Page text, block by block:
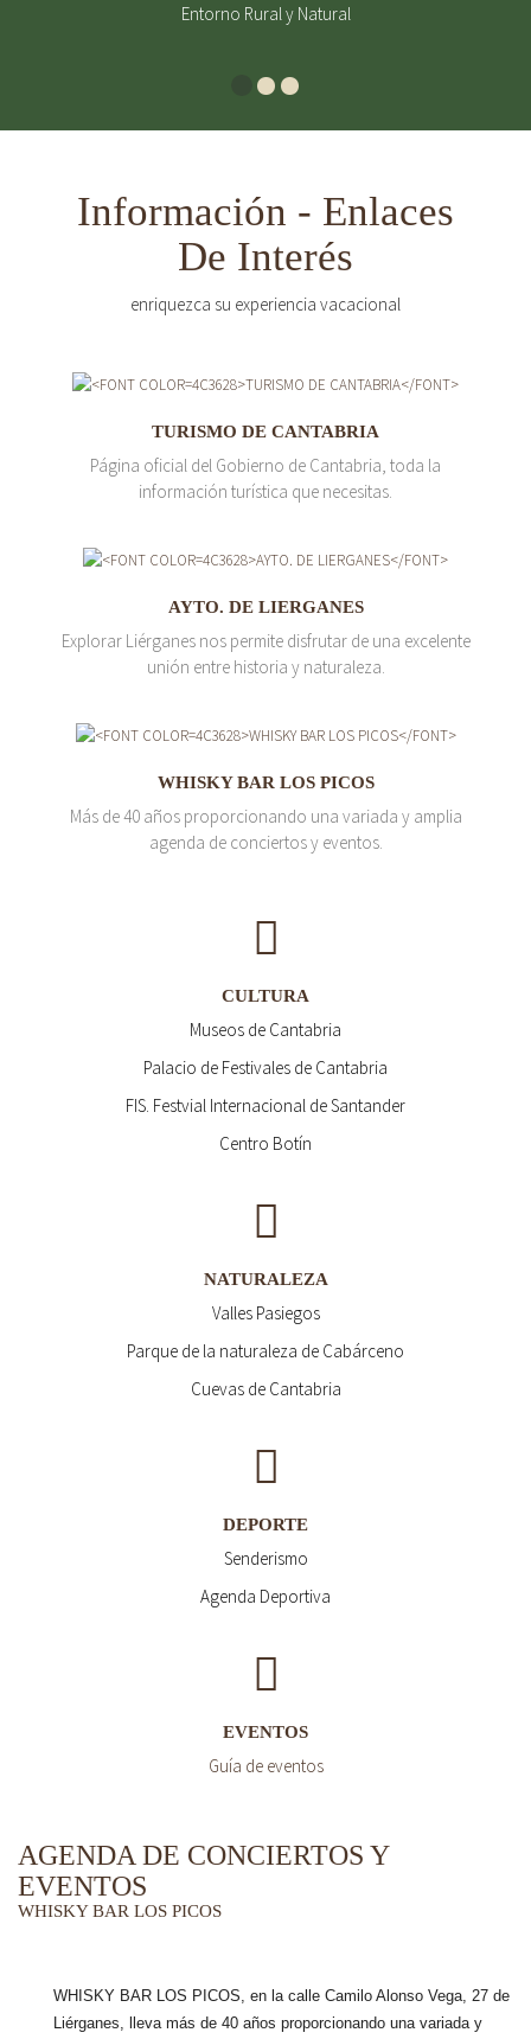
Entorno Rural y Natural
Información - Enlaces
De Interés
enriquezca su experiencia vacacional
TURISMO DE CANTABRIA
Página oficial del Gobierno de Cantabria, toda la
información turística que necesitas.
AYTO. DE LIERGANES
Explorar Liérganes nos permite disfrutar de una excelente
unión entre historia y naturaleza.
WHISKY BAR LOS PICOS
Más de 40 años proporcionando una variada y amplia
agenda de conciertos y eventos.
CULTURA
Museos de Cantabria
Palacio de Festivales de Cantabria
FIS. Festvial Internacional de Santander
Centro Botín
NATURALEZA
Valles Pasiegos
Parque de la naturaleza de Cabárceno
Cuevas de Cantabria
DEPORTE
Senderismo
Agenda Deportiva
EVENTOS
Guía de eventos
AGENDA DE CONCIERTOS Y
EVENTOS
WHISKY BAR LOS PICOS
WHISKY BAR LOS PICOS, en la calle Camilo Alonso Vega, 27 de
Liérganes, lleva más de 40 años proporcionando una variada y